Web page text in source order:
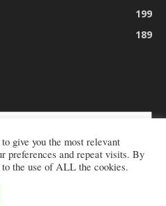
199
189
reserved - Etnie -
give you the most relevant
preferences and repeat visits. By
the use of ALL the cookies.